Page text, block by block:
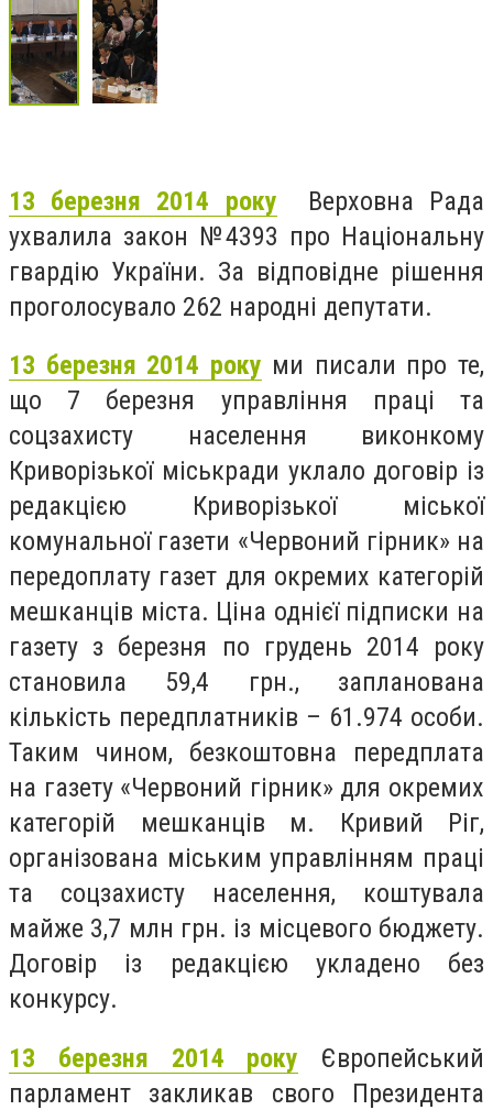
13 березня 2014 року Верховна Рада
ухвалила закон №4393 про Національну
гвардію України. За відповідне рішення
проголосувало 262 народні депутати.
13 березня 2014 року ми писали про те,
що 7 березня управління праці та
соцзахисту населення виконкому
Криворізької міськради уклало договір із
редакцією Криворізької міської
комунальної газети «Червоний гірник» на
передоплату газет для окремих категорій
мешканців міста. Ціна однієї підписки на
газету з березня по грудень 2014 року
становила 59,4 грн., запланована
кількість передплатників – 61.974 особи.
Таким чином, безкоштовна передплата
на газету «Червоний гірник» для окремих
категорій мешканців м. Кривий Ріг,
організована міським управлінням праці
та соцзахисту населення, коштувала
майже 3,7 млн ​​грн. із місцевого бюджету.
Договір із редакцією укладено без
конкурсу.
13 березня 2014 року Європейський
парламент закликав свого Президента